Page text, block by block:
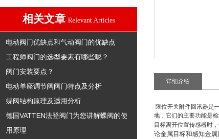
相关文章 Relevant Articles
电动阀门优缺点和气动阀门的优缺点
工程师阀门的选型要素有哪些呢？
阀门安装要点？
电动单座调节阀阀门特点及分析
蝶阀结构原理及适用分析
德国VATTEN法登阀门为您讲解蝶阀的使
用原理
详细介绍
限位开关附件回讯器是
地，它们的主要功能是
目标离开位置传感器时
论金属目标和感知金